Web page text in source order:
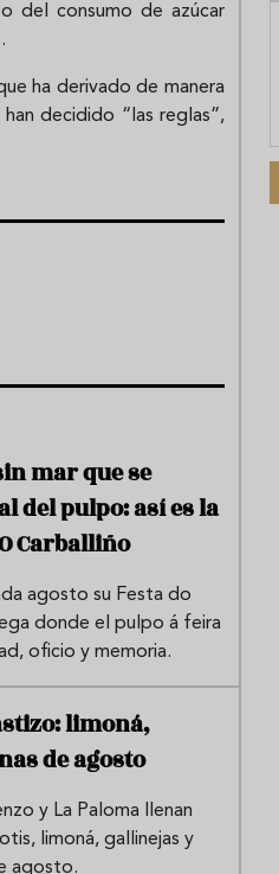
del consumo de azúcar
ha derivado de manera
decidido “las reglas”,
mar que se
del pulpo: así es la
Carballiño
agosto su Festa do
donde el pulpo á feira
oficio y memoria.
limoná,
de agosto
y La Paloma llenan
limoná, gallinejas y
agosto.